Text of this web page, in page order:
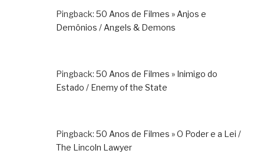
Pingback: 50 Anos de Filmes » Anjos e
Demônios / Angels & Demons
Pingback: 50 Anos de Filmes » Inimigo do
Estado / Enemy of the State
Pingback: 50 Anos de Filmes » O Poder e a Lei /
The Lincoln Lawyer